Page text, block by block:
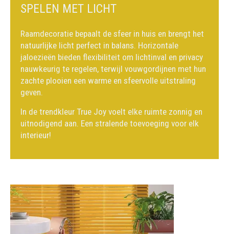
SPELEN MET LICHT
Raamdecoratie bepaalt de sfeer in huis en brengt het
natuurlijke licht perfect in balans. Horizontale
jaloezieën bieden flexibiliteit om lichtinval en privacy
nauwkeurig te regelen, terwijl vouwgordijnen met hun
zachte plooien een warme en sfeervolle uitstraling
geven.
In de trendkleur True Joy voelt elke ruimte zonnig en
uitnodigend aan. Een stralende toevoeging voor elk
interieur!